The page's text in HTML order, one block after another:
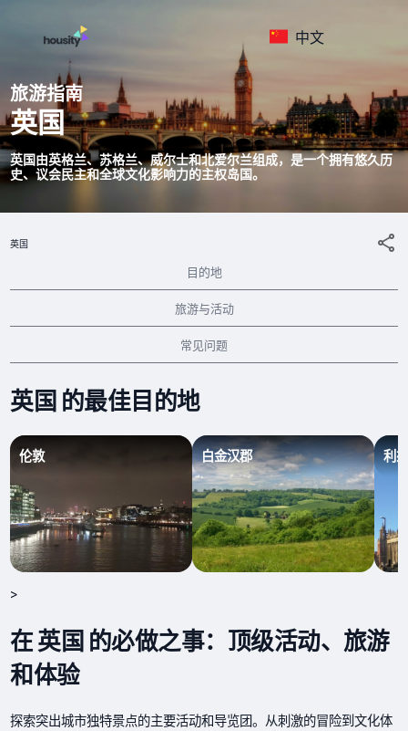
中文
旅游指南
英国
英国由英格兰、苏格兰、威尔士和北爱尔兰组成，是一个拥有悠久历
史、议会民主和全球文化影响力的主权岛国。
英国
目的地
旅游与活动
常见问题
英国 的最佳目的地
伦敦 白金汉郡 利
>
在 英国 的必做之事：顶级活动、旅游
和体验
探索突出城市独特景点的主要活动和导览团。从刺激的冒险到文化体